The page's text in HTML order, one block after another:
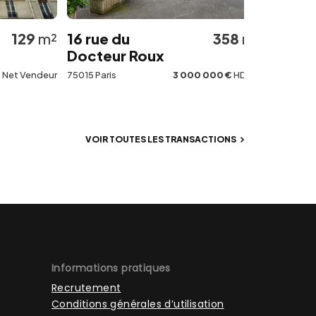
m²
16 rue du
Docteur Roux
75015 Paris
m²
3 000 000 € HD HH
14-18 rue
VOIR TOUTES LES TRANSACTIONS
Informations pratiques
Recrutement
Conditions générales d’utilisation